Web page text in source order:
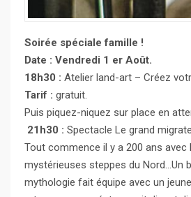
Soirée spéciale famille !
Date : Vendredi 1 er Août.
18h30 : Atelier land-art – Créez
Tarif : gratuit.
Puis piquez-niquez sur place en
21h30 : Spectacle Le grand
Tout commence il y a 200 ans avec
mystérieuses steppes du Nord…Un
mythologie fait équipe avec un